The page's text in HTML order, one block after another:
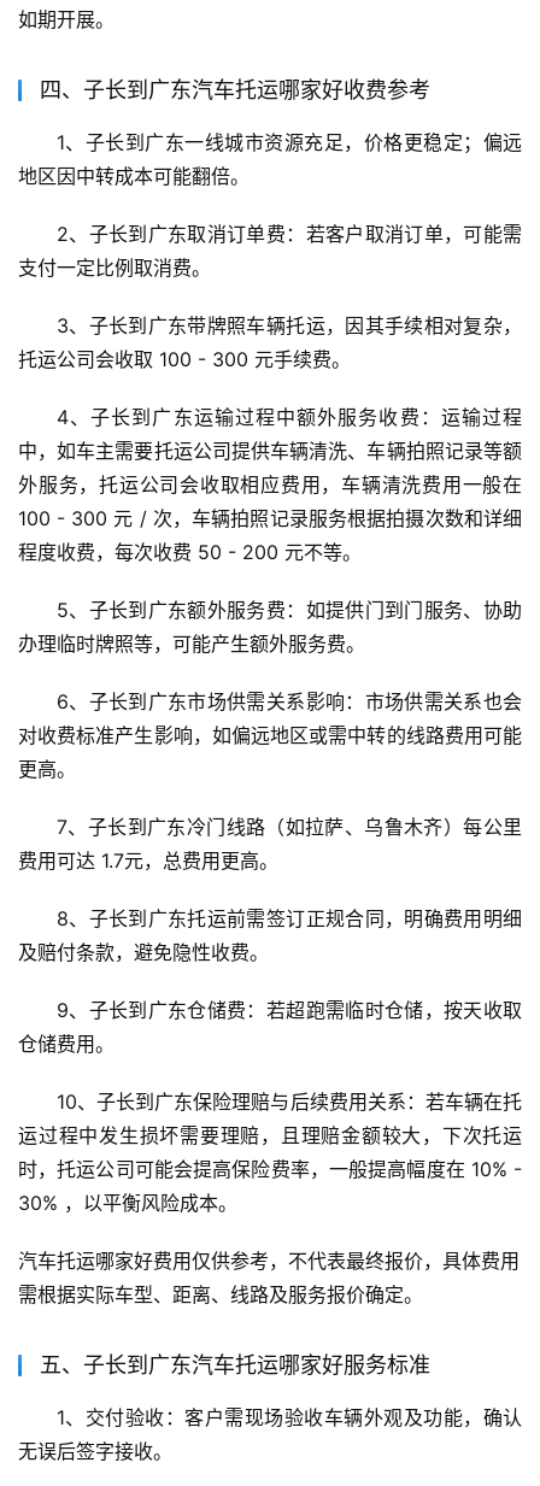
如期开展。
四、子长到广东汽车托运哪家好收费参考
1、子长到广东一线城市资源充足，价格更稳定；偏远
地区因中转成本可能翻倍。
2、子长到广东取消订单费：若客户取消订单，可能需
支付一定比例取消费。
3、子长到广东带牌照车辆托运，因其手续相对复杂，
托运公司会收取 100 - 300 元手续费。
4、子长到广东运输过程中额外服务收费：运输过程
中，如车主需要托运公司提供车辆清洗、车辆拍照记录等额
外服务，托运公司会收取相应费用，车辆清洗费用一般在
100 - 300 元 / 次，车辆拍照记录服务根据拍摄次数和详细
程度收费，每次收费 50 - 200 元不等。
5、子长到广东额外服务费：如提供门到门服务、协助
办理临时牌照等，可能产生额外服务费。
6、子长到广东市场供需关系影响：市场供需关系也会
对收费标准产生影响，如偏远地区或需中转的线路费用可能
更高。
7、子长到广东冷门线路（如拉萨、乌鲁木齐）每公里
费用可达 1.7元，总费用更高。
8、子长到广东托运前需签订正规合同，明确费用明细
及赔付条款，避免隐性收费。
9、子长到广东仓储费：若超跑需临时仓储，按天收取
仓储费用。
10、子长到广东保险理赔与后续费用关系：若车辆在托
运过程中发生损坏需要理赔，且理赔金额较大，下次托运
时，托运公司可能会提高保险费率，一般提高幅度在 10% -
30% ，以平衡风险成本。
汽车托运哪家好费用仅供参考，不代表最终报价，具体费用
需根据实际车型、距离、线路及服务报价确定。
五、子长到广东汽车托运哪家好服务标准
1、交付验收：客户需现场验收车辆外观及功能，确认
无误后签字接收。